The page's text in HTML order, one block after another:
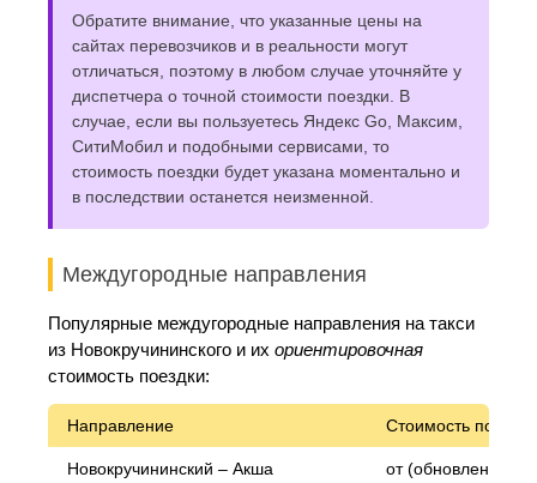
Обратите внимание, что указанные цены на
сайтах перевозчиков и в реальности могут
отличаться, поэтому в любом случае уточняйте у
диспетчера о точной стоимости поездки. В
случае, если вы пользуетесь Яндекс Go, Максим,
СитиМобил и подобными сервисами, то
стоимость поездки будет указана моментально и
в последствии останется неизменной.
Междугородные направления
Популярные междугородные направления на такси
из Новокручининского и их ориентировочная
стоимость поездки:
Направление Стоимость
Новокручининский – Акша от (обновление)